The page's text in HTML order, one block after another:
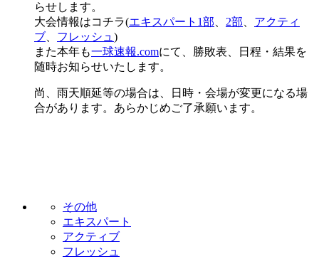
らせします。
大会情報はコチラ(エキスパート1部 2部
アクティ
ブ
フレッシュ )
また本年も一球速報.comにて、勝敗表、日程・結果を
随時お知らせいたします。
尚、雨天順延等の場合は、日時・会場が変更になる場
合があります。あらかじめご了承願います。
その他
エキスパート
アクティブ
フレッシュ